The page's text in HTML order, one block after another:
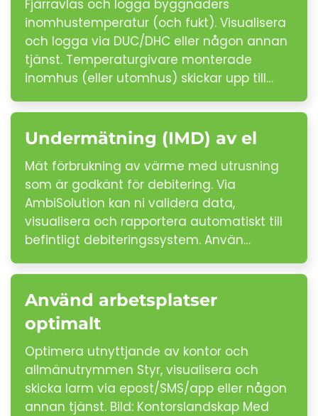
Fjärravläs och logga byggnaders
inomhustemperatur (och fukt). Visualisera
och logga via DUC/DHC eller någon annan
tjänst. Temperaturgivare monterade
inomhus (eller utomhus) skickar upp till…
Undermätning (IMD) av el
Mät förbrukning av värme med utrusning
som är godkänt för debitering. Via
AmbiSolution kan ni validera data,
visualisera och rapportera automatiskt till
befintligt debiteringssystem. Använ…
Använd arbetsplatser
optimalt
Optimera utnyttjande av kontor och
allmänutrymmen Styr, visualisera och
skicka larm via epost/SMS/app eller någon
annan tjänst. Bild: Kontorslandskap Med